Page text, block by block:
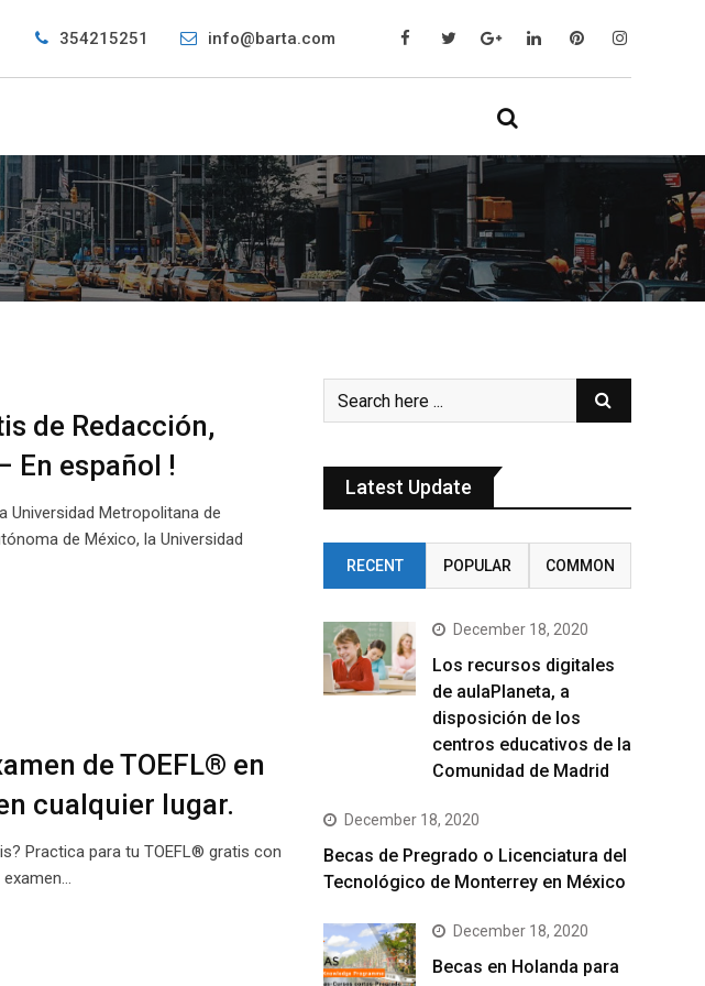
354215251 info@barta.com
de Redacción,
En español !
Universidad Metropolitana de
de México, la Universidad
de TOEFL® en
cualquier lugar.
Practica para tu TOEFL® gratis con
examen…
Latest Update
RECENT POPULAR COMMON
December 18, 2020
Los recursos digitales
de aulaPlaneta, a
disposición de los
centros educativos de la
Comunidad de Madrid
December 18, 2020
Becas de Pregrado o Licenciatura del
Tecnológico de Monterrey en México
December 18, 2020
Becas en Holanda para